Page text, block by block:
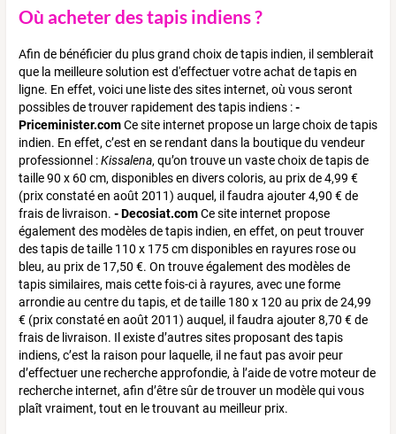
Où acheter des tapis indiens ?
Afin de bénéficier du plus grand choix de tapis indien, il semblerait
que la meilleure solution est d'effectuer votre achat de tapis en
ligne. En effet, voici une liste des sites internet, où vous seront
possibles de trouver rapidement des tapis indiens :-
Priceminister.comCe site internet propose un large choix de tapis
indien. En effet, c’est en se rendant dans la boutique du vendeur
professionnel :Kissalena, qu’on trouve un vaste choix de tapis de
taille 90 x 60 cm, disponibles en divers coloris, au prix de 4,99 €
(prix constaté en août 2011) auquel, il faudra ajouter 4,90 € de
frais de livraison. - Decosiat.comCe site internet propose
également des modèles de tapis indien, en effet, on peut trouver
des tapis de taille 110 x 175 cm disponibles en rayures rose ou
bleu, au prix de 17,50 €. On trouve également des modèles de
tapis similaires, mais cette fois-ci à rayures, avec une forme
arrondie au centre du tapis, et de taille 180 x 120 au prix de 24,99
€ (prix constaté en août 2011) auquel, il faudra ajouter 8,70 € de
frais de livraison. Il existe d’autres sites proposant des tapis
indiens, c’est la raison pour laquelle, il ne faut pas avoir peur
d’effectuer une recherche approfondie, à l’aide de votre moteur de
recherche internet, afin d’être sûr de trouver un modèle qui vous
plaît vraiment, tout en le trouvant au meilleur prix.